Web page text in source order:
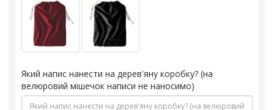
Який напис нанести на дерев'яну коробку? (на
велюровий мішечок написи не наносимо)